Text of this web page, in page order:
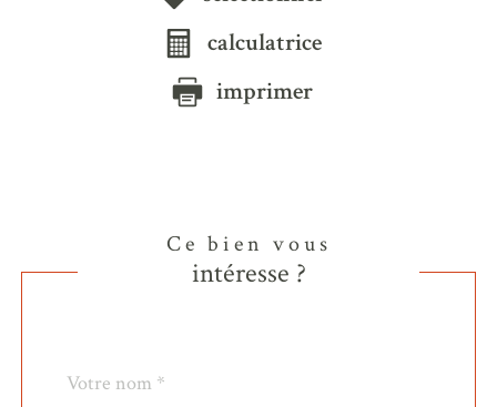
calculatrice
imprimer
Ce bien vous
intéresse ?
Fieldset
*